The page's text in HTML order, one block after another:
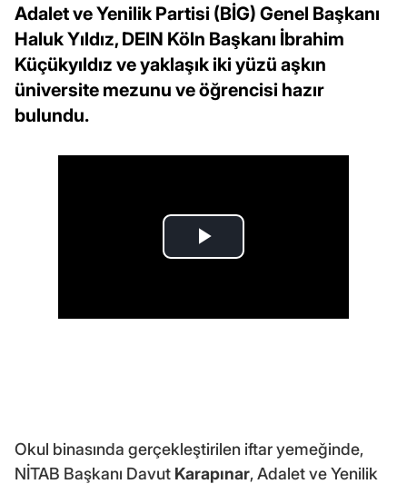
Adalet ve Yenilik Partisi (BİG) Genel Başkanı
Haluk Yıldız, DEIN Köln Başkanı İbrahim
Küçükyıldız ve yaklaşık iki yüzü aşkın
üniversite mezunu ve öğrencisi hazır
bulundu.
Okul binasında gerçekleştirilen iftar yemeğinde,
NİTAB Başkanı Davut Karapınar, Adalet ve Yenilik